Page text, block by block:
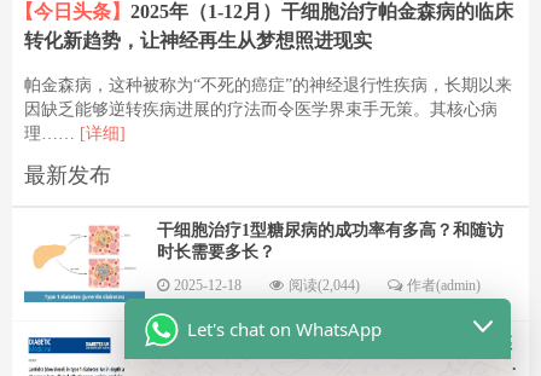
【今日头条】 2025年（1-12月）干细胞治疗帕金森病的临床
转化新趋势，让神经再生从梦想照进现实
帕金森病，这种被称为“不死的癌症”的神经退行性疾病，长期以来
因缺乏能够逆转疾病进展的疗法而令医学界束手无策。其核心病
理…… [详细]
最新发布
干细胞治疗1型糖尿病的成功率有多高？和随访
时长需要多长？
2025-12-18 阅读(2,044) 作者(admin)
里程碑式突破：深度解析首款获批的同种异体胰
岛细胞疗法Lantidra治疗1型糖尿病中的前景与
Let's chat on WhatsApp